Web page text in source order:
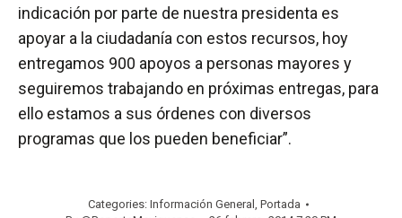
indicación por parte de nuestra presidenta es
apoyar a la ciudadanía con estos recursos, hoy
entregamos 900 apoyos a personas mayores y
seguiremos trabajando en próximas entregas, para
ello estamos a sus órdenes con diversos
programas que los pueden beneficiar”.
Categories: Información General , Portada